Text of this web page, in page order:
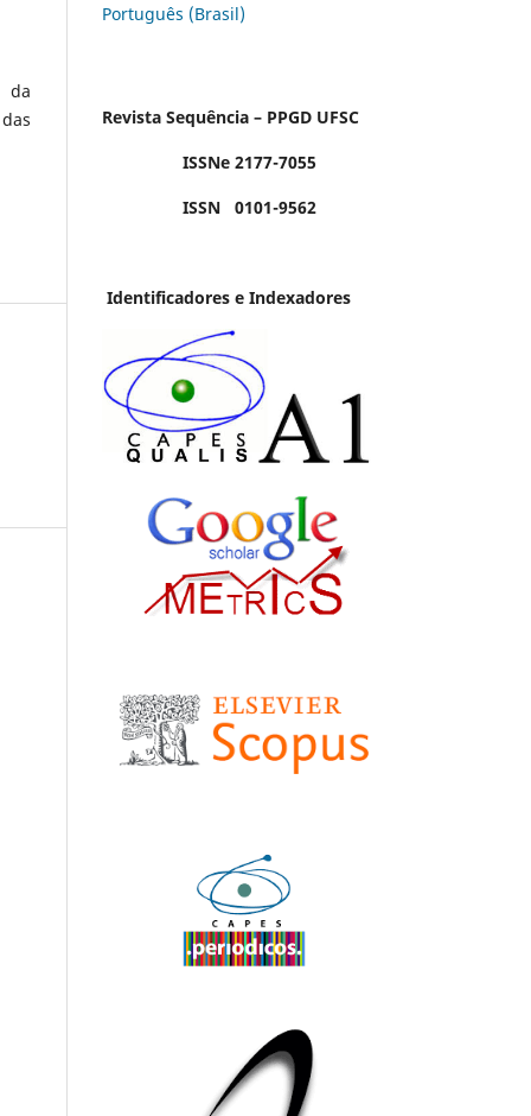
da
Português (Brasil)
Revista Sequência – PPGD UFSC
ISSNe 2177-7055
ISSN 0101-9562
Identificadores e Indexadores